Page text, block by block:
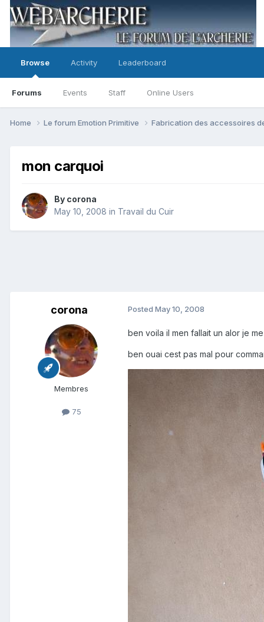
Browse
Forums Events Staff Online Users
Activity Leaderboard
Home Le forum Emotion Primitive Fabrication des accessoires
mon carquoi
By corona
May 10, 2008 in Travail du Cuir
corona
Membres
75
Posted May 10, 2008
ben voila il men fallait un alor je
ben ouai cest pas mal pour